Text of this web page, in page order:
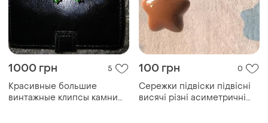
1000 грн 5
Красивные большие
винтажные клипсы камни
100 грн 0
Сережки підвіски підвісні
висячі різні асиметричні